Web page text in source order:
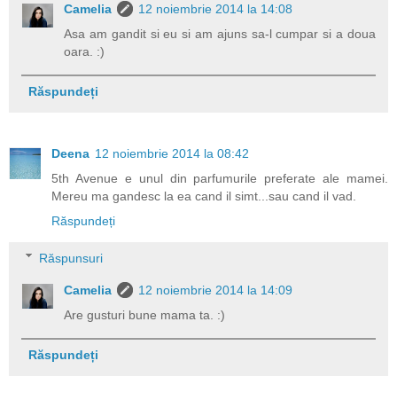
Camelia
12 noiembrie 2014 la 14:08
Asa am gandit si eu si am ajuns sa-l cumpar si a doua
oara. :)
Răspundeți
Deena 12 noiembrie 2014 la 08:42
5th Avenue e unul din parfumurile preferate ale mamei.
Mereu ma gandesc la ea cand il simt...sau cand il vad.
Răspundeți
Răspunsuri
Camelia
12 noiembrie 2014 la 14:09
Are gusturi bune mama ta. :)
Răspundeți